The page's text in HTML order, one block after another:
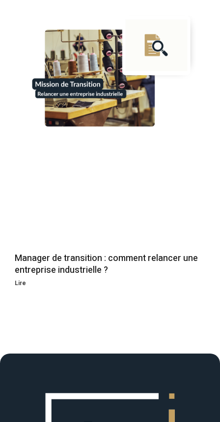
Manager de transition : comment relancer une
entreprise industrielle ?
Lire